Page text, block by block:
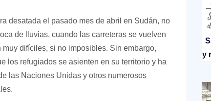
desatada el pasado mes de abril en Sudán, no
de lluvias, cuando las carreteras se vuelven
difíciles, si no imposibles. Sin embargo,
los refugiados se asienten en su territorio y ha
las Naciones Unidas y otros numerosos
y